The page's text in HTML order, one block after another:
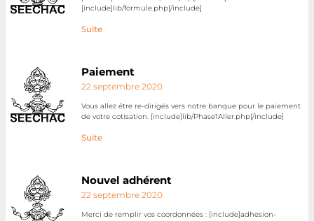
[include]lib/formule.php[/include]
Suite
Paiement
22 septembre 2020
Vous allez être re-dirigés vers notre banque pour le paiement
de votre cotisation. [include]lib/Phase1Aller.php[/include]
Suite
Nouvel adhérent
22 septembre 2020
Merci de remplir vos coordonnées : [include]adhesion-